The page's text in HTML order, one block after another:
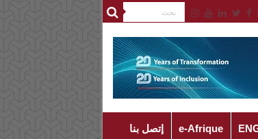
e-Afrique إتصل بنا